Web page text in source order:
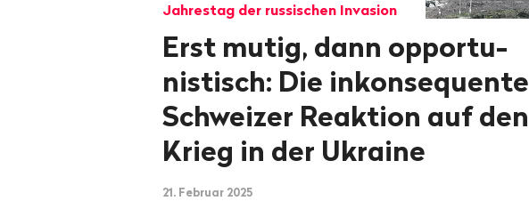
Jahrestag der russischen Invasion
Erst mutig, dann opportu­
nistisch: Die inkonsequente
Schweizer Reaktion auf den
Krieg in der Ukraine
21. Februar 2025